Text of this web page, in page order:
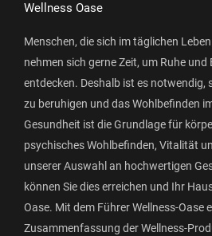
Wellness Oase
Menschen, die sich im täglichen
nehmen sich gerne Zeit, um Ruhe
entdecken. Deshalb ist es notwendig,
zu beruhigen und das Wohlbefinden
Gesundheit ist die Grundlage für
psychisches Wohlbefinden, Vitalität
unserer Auswahl an hochwertigen
können Sie dies erreichen und Ihr
Oase. Mit dem Führer Wellness-Oase
Zusammenfassung der Wellness-